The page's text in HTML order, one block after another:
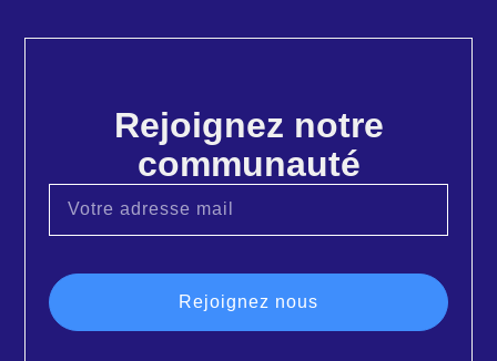
Rejoignez notre
communauté
Rejoignez nous